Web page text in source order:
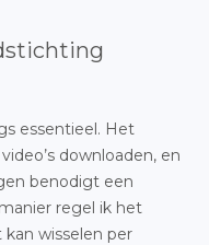
essentieel. Het
downloaden, en
benodigt een
regel ik het
wisselen per